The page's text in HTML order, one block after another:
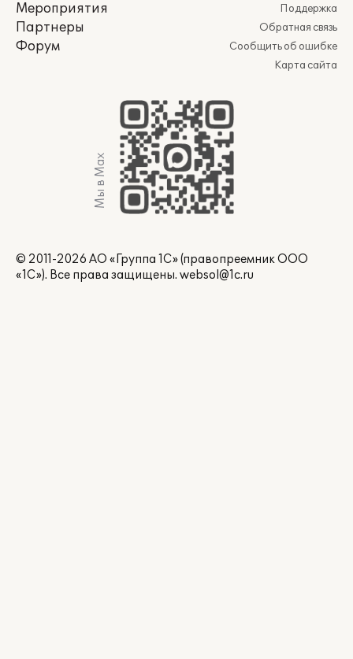
Мероприятия
Партнеры
Форум
Поддержка
Обратная связь
Сообщить об ошибке
Карта сайта
Мы в Max
© 2011-2026 АО «Группа 1С» (правопреемник ООО
«1С»). Все права защищены. websol@1c.ru